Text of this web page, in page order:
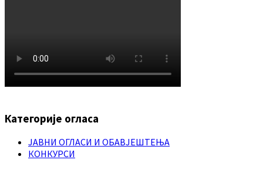
Категорије огласа
ЈАВНИ ОГЛАСИ И ОБАВЈЕШТЕЊА
КОНКУРСИ